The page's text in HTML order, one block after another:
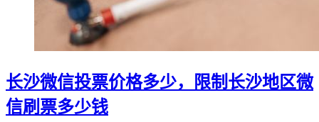
长沙微信投票价格多少，限制长沙地区微
信刷票多少钱